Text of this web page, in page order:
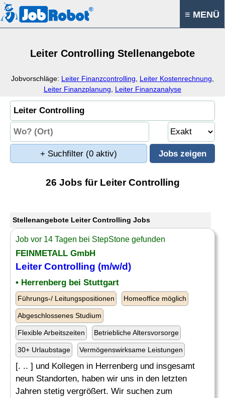
≡ MENÜ
Leiter Controlling Stellenangebote
Jobvorschläge: Leiter Finanzcontrolling Leiter Kostenrechnung
Leiter Finanzplanung
Leiter Finanzanalyse
+ Suchfilter (0 aktiv)
26 Jobs für Leiter Controlling
Stellenangebote Leiter Controlling Jobs
Job vor 14 Tagen bei StepStone gefunden
FEINMETALL GmbH
Leiter Controlling (m/w/d)
• Herrenberg bei Stuttgart
Führungs-/ Leitungspositionen Homeoffice möglich
Abgeschlossenes Studium
Flexible Arbeitszeiten Betriebliche Altersvorsorge
30+ Urlaubstage Vermögenswirksame Leistungen
[. .. ] und Kollegen in Herrenberg und insgesamt
neun Standorten, haben wir uns in den letzten
Jahren stetig vergrößert. Wir suchen zum